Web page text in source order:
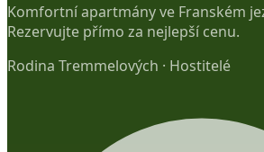
Komfortní apartmány ve Franském
Rezervujte přímo za nejlepší cenu.
Rodina Tremmelových · Hostitelé